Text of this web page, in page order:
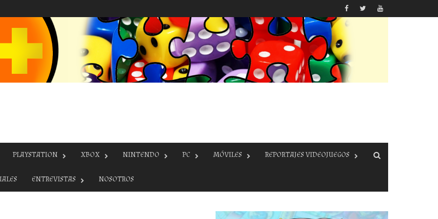
PLAYSTATION XBOX NINTENDO PC MÓVILES REPORTAJES VIDEOJUEGOS
ENTREVISTAS NOSOTROS